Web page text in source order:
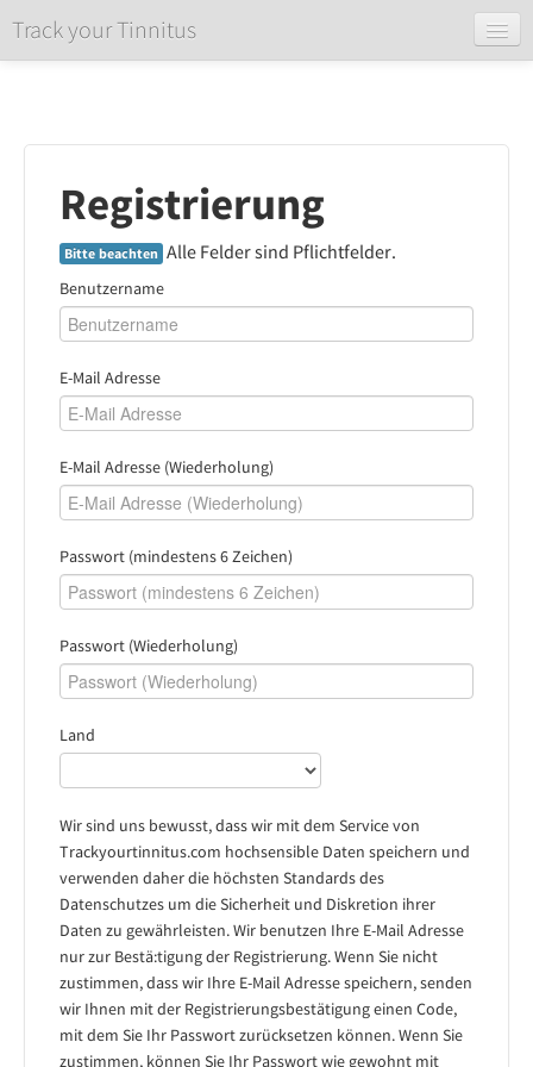
Track your Tinnitus
ÜberRegistrierung
Bitte beachten Alle Felder sind Pflichtfelder.
Benutzername
E-Mail Adresse
E-Mail Adresse (Wiederholung)
Passwort (mindestens 6 Zeichen)
Passwort (Wiederholung)
Land
Wir sind uns bewusst, dass wir mit dem Service von
Trackyourtinnitus.com hochsensible Daten speichern und
verwenden daher die höchsten Standards des
Datenschutzes um die Sicherheit und Diskretion ihrer
Daten zu gewährleisten. Wir benutzen Ihre E-Mail Adresse
nur zur Bestä:tigung der Registrierung. Wenn Sie nicht
zustimmen, dass wir Ihre E-Mail Adresse speichern, senden
wir Ihnen mit der Registrierungsbestätigung einen Code,
mit dem Sie Ihr Passwort zurücksetzen können. Wenn Sie
zustimmen, können Sie Ihr Passwort wie gewohnt mit